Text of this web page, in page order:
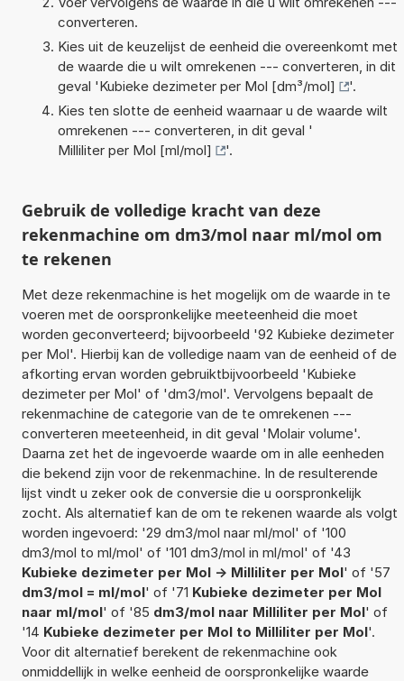
converteren.
Kies uit de keuzelijst de eenheid die overeenkomt met
de waarde die u wilt omrekenen --- converteren, in dit
geval 'Kubieke dezimeter per Mol [dm³/mol]
'.
Kies ten slotte de eenheid waarnaar u de waarde wilt
omrekenen --- converteren, in dit geval '
Milliliter per Mol [ml/mol]
'.
Gebruik de volledige kracht van deze
rekenmachine om dm3/mol naar ml/mol om
te rekenen
Met deze rekenmachine is het mogelijk om de waarde in te
voeren met de oorspronkelijke meeteenheid die moet
worden geconverteerd; bijvoorbeeld '92 Kubieke dezimeter
per Mol'. Hierbij kan de volledige naam van de eenheid of de
afkorting ervan worden gebruiktbijvoorbeeld 'Kubieke
dezimeter per Mol' of 'dm3/mol'. Vervolgens bepaalt de
rekenmachine de categorie van de te omrekenen ---
converteren meeteenheid, in dit geval 'Molair volume'.
Daarna zet het de ingevoerde waarde om in alle eenheden
die bekend zijn voor de rekenmachine. In de resulterende
lijst vindt u zeker ook de conversie die u oorspronkelijk
zocht. Als alternatief kan de om te rekenen waarde als volgt
worden ingevoerd: '29 dm3/mol naar ml/mol' of '100
dm3/mol to ml/mol' of '101 dm3/mol in ml/mol' of '43
Kubieke dezimeter per Mol -> Milliliter per Mol' of '57
dm3/mol = ml/mol' of '71 Kubieke dezimeter per Mol
naar ml/mol' of '85 dm3/mol naar Milliliter per Mol' of
'14 Kubieke dezimeter per Mol to Milliliter per Mol'.
Voor dit alternatief berekent de rekenmachine ook
onmiddellijk in welke eenheid de oorspronkelijke waarde